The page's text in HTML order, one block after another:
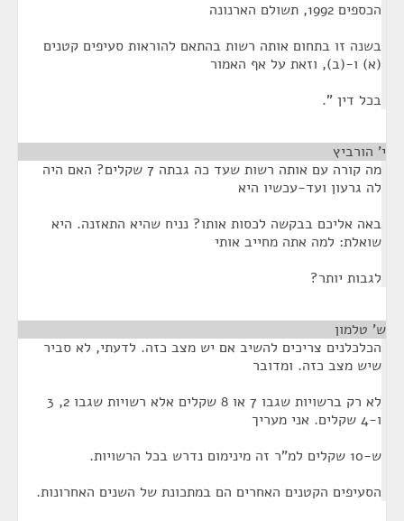
הכספים 1992, תשולם הארנונה
בשנה זו בתחום אותה רשות בהתאם להוראות סעיפים קטנים
(א) ו-(ב), וזאת על אף האמור
בכל דין ".
י' הורביץ
מה קורה עם אותה רשות שעד כה גבתה 7 שקלים? האם היה
לה גרעון ועד-עכשיו היא
באה אליכם בבקשה לכסות אותו? נניח שהיא התאזנה. היא
שואלת: למה אתה מחייב אותי
לגבות יותר?
ש' טלמון
הכלכלנים צריכים להשיב אם יש מצב כזה. לדעתי, לא סביר
שיש מצב כזה. ומדובר
לא רק ברשויות שגבו 7 או 8 שקלים אלא רשויות שגבו 2, 3
ו-4 שקלים. אני מעריך
ש-10 שקלים למ"ר זה מינימום נדרש בכל הרשויות.
הסעיפים הקטנים האחרים הם במתכונת של השנים האחרונות.